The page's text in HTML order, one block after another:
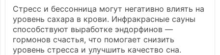
Стресс и бессонница могут негативно влиять на
уровень сахара в крови. Инфракрасные сауны
способствуют выработке эндорфинов —
гормонов счастья, что помогает снизить
уровень стресса и улучшить качество сна.